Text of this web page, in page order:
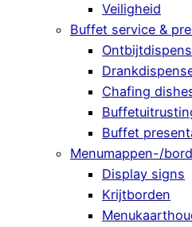
Veiligheid
Buffet service &
Chafing
Buffet
Menumappen-/
Display signs
Krijtborden